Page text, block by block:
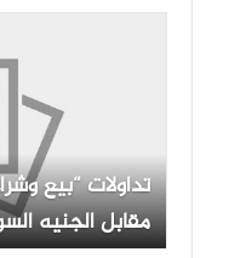
تداولات “بيع
مقابل الجنيه